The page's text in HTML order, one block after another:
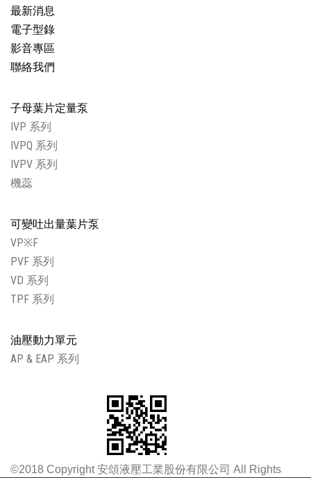
最新消息
電子型錄
影音專區
聯絡我們
子母葉片定量泵
IVP 系列
IVPQ 系列
IVPV 系列
機蕊
可變吐出量葉片泵
VP※F
PVF 系列
VD 系列
TPF 系列
油壓動力單元
AP & EAP 系列
©2018 Copyright 安頌液壓工業股份有限公司 All Rights